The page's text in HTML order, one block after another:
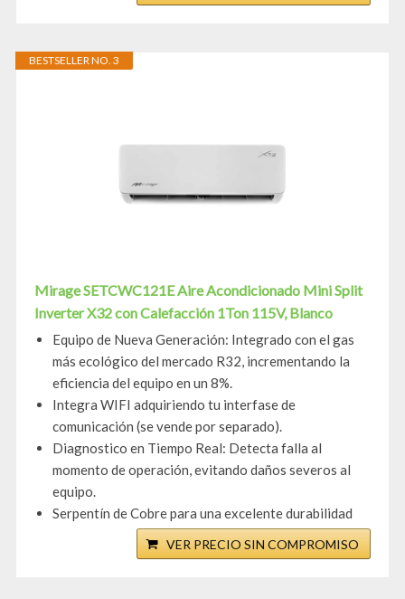
BESTSELLER NO. 3
Mirage SETCWC121E Aire Acondicionado Mini Split
Inverter X32 con Calefacción 1Ton 115V, Blanco
Equipo de Nueva Generación: Integrado con el gas
más ecológico del mercado R32, incrementando la
eficiencia del equipo en un 8%.
Integra WIFI adquiriendo tu interfase de
comunicación (se vende por separado).
Diagnostico en Tiempo Real: Detecta falla al
momento de operación, evitando daños severos al
equipo.
Serpentín de Cobre para una excelente durabilidad
VER PRECIO SIN COMPROMISO